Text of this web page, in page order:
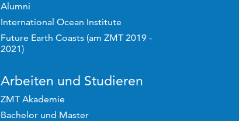
Alumni
International Ocean Institute
Future Earth Coasts (am ZMT 2019 -
2021)
Arbeiten und Studieren
ZMT Akademie
Bachelor und Master